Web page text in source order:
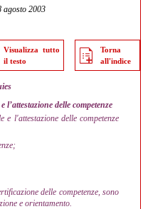
agosto 2003
Visualizza tutto
il testo
Torna
all'indice
delle competenze
l'attestazione delle competenze
delle competenze, sono
e orientamento.